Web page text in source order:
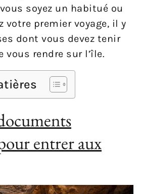
soyez un habitué ou
votre premier voyage, il y
dont vous devez tenir
vous rendre sur l’île.
entrer aux